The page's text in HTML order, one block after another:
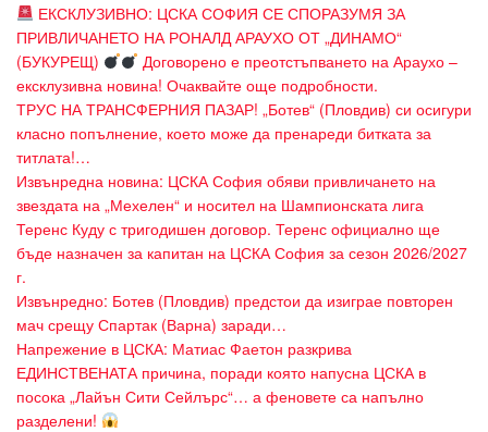
ЕКСКЛУЗИВНО: ЦСКА СОФИЯ СЕ СПОРАЗУМЯ ЗА
ПРИВЛИЧАНЕТО НА РОНАЛД АРАУХО ОТ „ДИНАМО“
(БУКУРЕЩ)
Договорено е преотстъпването на Араухо –
ексклузивна новина! Очаквайте още подробности.
ТРУС НА ТРАНСФЕРНИЯ ПАЗАР! „Ботев“ (Пловдив) си осигури
класно попълнение, което може да пренареди битката за
титлата!…
Извънредна новина: ЦСКА София обяви привличането на
звездата на „Мехелен“ и носител на Шампионската лига
Теренс Куду с тригодишен договор. Теренс официално ще
бъде назначен за капитан на ЦСКА София за сезон 2026/2027
г.
Извънредно: Ботев (Пловдив) предстои да изиграе повторен
мач срещу Спартак (Варна) заради…
Напрежение в ЦСКА: Матиас Фаетон разкрива
ЕДИНСТВЕНАТА причина, поради която напусна ЦСКА в
посока „Лайън Сити Сейлърс“… а феновете са напълно
разделени!